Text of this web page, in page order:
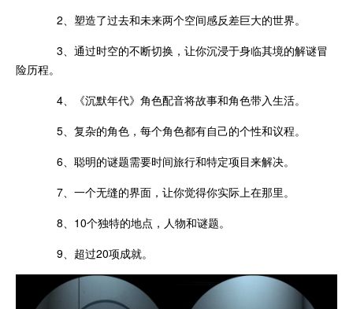
2、塑造了过去和未来两个空间感反差巨大的世界。
3、通过时空的不断切换，让你沉浸于身临其境的解谜冒
险历程。
4、《沉默年代》角色配音将故事和角色带入生活。
5、复杂的角色，每个角色都有自己的个性和议程。
6、聪明的谜题需要时间旅行和特定项目来解决。
7、一个无缝的界面，让你觉得你实际上在那里。
8、10个独特的地点，人物和谜题。
9、超过20项成就。